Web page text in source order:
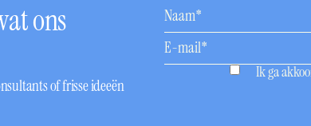
ons
of frisse ideeën
Ik ga